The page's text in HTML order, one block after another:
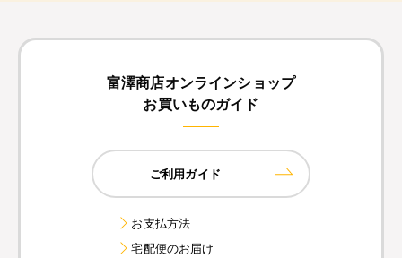
富澤商店オンラインショップ
お買いものガイド
ご利用ガイド
お支払方法
宅配便のお届け